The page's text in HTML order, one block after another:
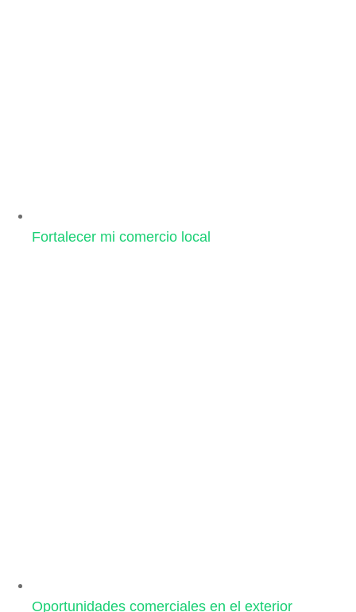
Fortalecer mi comercio local
Oportunidades comerciales en el exterior